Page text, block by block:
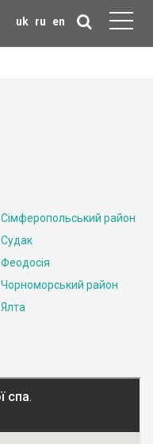
uk ru en
Сімферопольський район
Судак
Феодосія
Чорноморський район
Ялта